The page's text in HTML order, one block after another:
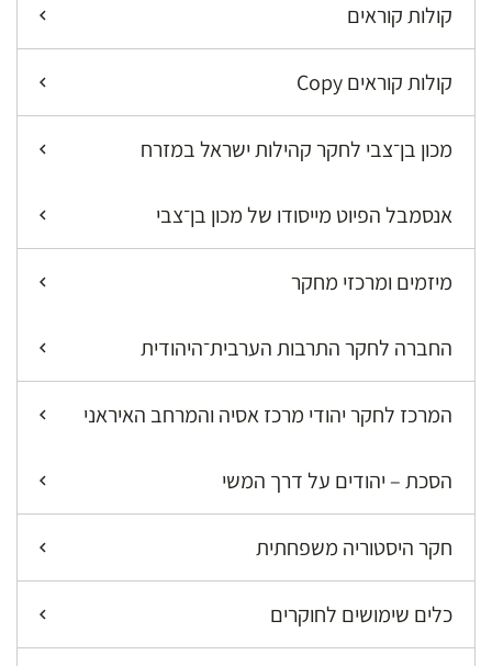
קולות קוראים
קולות קוראים Copy
מכון בן־צבי לחקר קהילות ישראל במזרח
אנסמבל הפיוט מייסודו של מכון בן־צבי
מיזמים ומרכזי מחקר
החברה לחקר התרבות הערבית־היהודית
המרכז לחקר יהודי מרכז אסיה והמרחב האיראני
הסכת – יהודים על דרך המשי
חקר היסטוריה משפחתית
כלים שימושים לחוקרים